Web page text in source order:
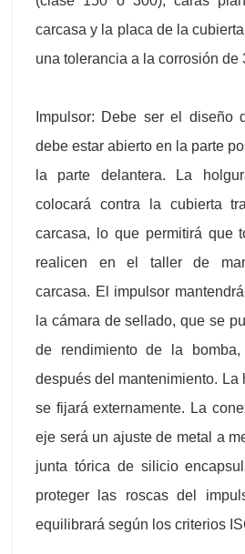
carcasa y la placa de la
una tolerancia a la corrosión de
Impulsor: Debe ser el diseño
debe estar abierto en la parte
la parte delantera. La
colocará contra la cubierta
carcasa, lo que permitirá que
realicen en el taller de
carcasa. El impulsor
la cámara de sellado, que se
de rendimiento de la
después del mantenimiento. La
se fijará externamente. La
eje será un ajuste de metal a
junta tórica de silicio
proteger las roscas del
equilibrará según los criterios